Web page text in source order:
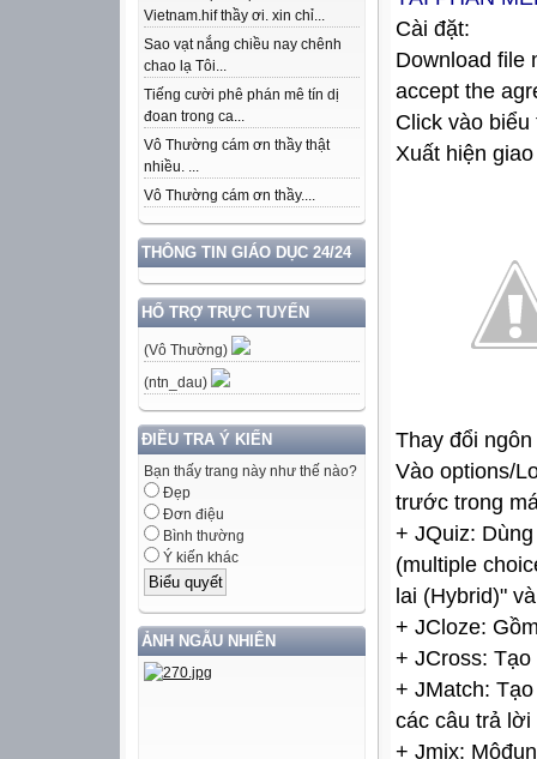
Vietnam.hif thầy ơi. xin chỉ...
Sao vạt nắng chiều nay chênh
chao lạ Tôi...
Tiếng cười phê phán mê tín dị
đoan trong ca...
Vô Thường cám ơn thầy thật
nhiều. ...
Vô Thường cám ơn thầy....
THÔNG TIN GIÁO DỤC 24/24
HỔ TRỢ TRỰC TUYẾN
(Vô Thường)
(ntn_dau)
ĐIỀU TRA Ý KIẾN
Bạn thấy trang này như thế nào?
Đẹp
Đơn điệu
Bình thường
Ý kiến khác
ẢNH NGẪU NHIÊN
Cài đặt:
Download file
accept the
Click vào
Xuất hiện
Thay đổi
Vào options/
trước trong
+ JQuiz:
(multiple
lai (Hybrid)"
+ JCloze:
+ JCross:
+ JMatch:
các câu trả
+ Jmix: